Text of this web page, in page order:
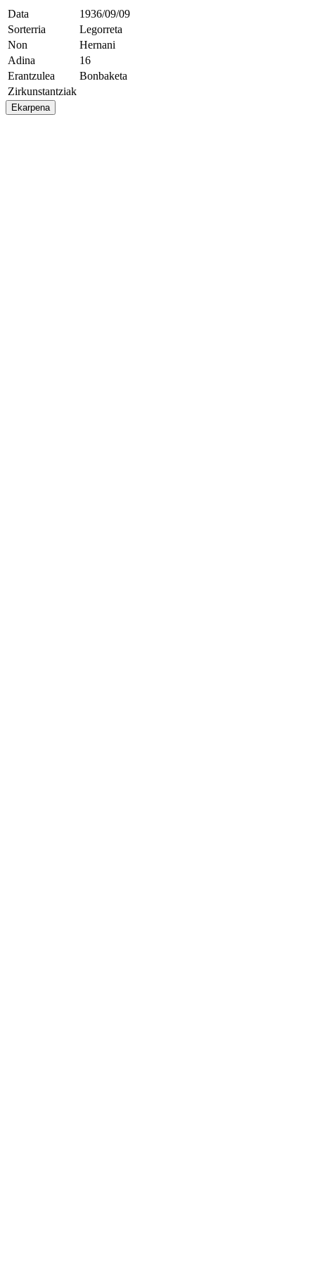
Data
1936/09/09
Sorterria
Legorreta
Non
Hernani
Adina
16
Erantzulea
Bonbaketa
Zirkunstantziak